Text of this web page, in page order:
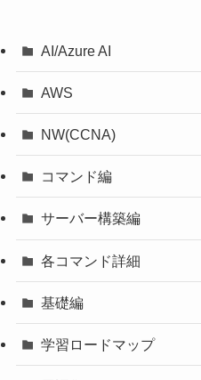
AI/Azure AI
AWS
NW(CCNA)
コマンド編
サーバー構築編
各コマンド詳細
基礎編
学習ロードマップ